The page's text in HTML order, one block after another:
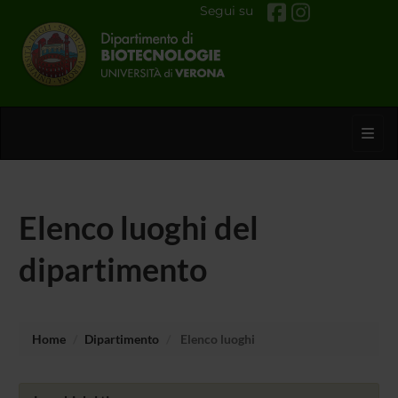
Segui su
Elenco luoghi del
dipartimento
Home Dipartimento Elenco luoghi